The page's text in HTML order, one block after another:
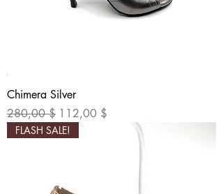
Chimera Silver
Обычная цена
280,00 $ Цена со скидкой
112,00 $
FLASH SALE!